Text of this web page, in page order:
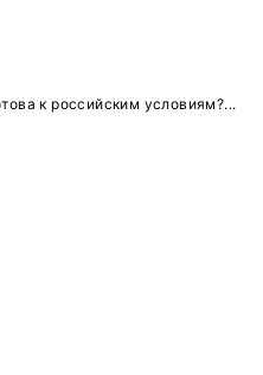
к российским условиям?...